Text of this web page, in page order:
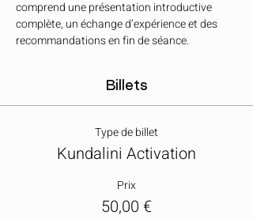
comprend une présentation introductive
complète, un échange d’expérience et des
recommandations en fin de séance.
Billets
Type de billet
Kundalini Activation
Prix
50,00 €